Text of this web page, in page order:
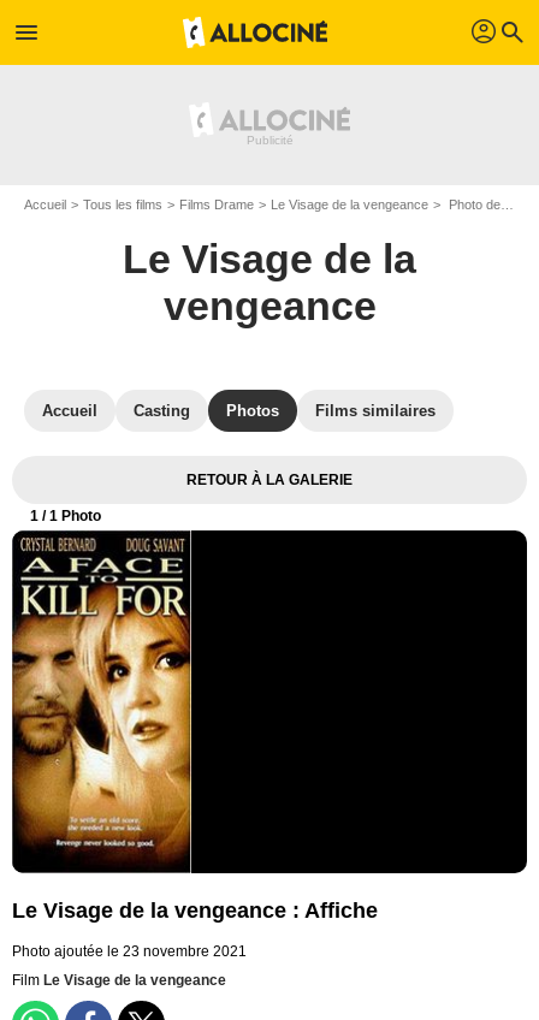
menu profil search
Accueil Tous les films Films Drame Le Visage de la vengeance Photo de Le Visage de la vengeance - Photo 1
Le Visage de la
vengeance
Accueil Casting Photos Films similaires
RETOUR À LA GALERIE
1 / 1 Photo
Le Visage de la vengeance : Affiche
Photo ajoutée le 23 novembre 2021
Film Le Visage de la vengeance